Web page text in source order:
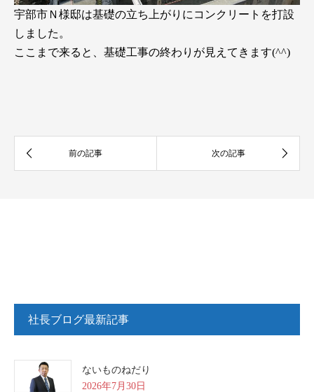
宇部市Ｎ様邸は基礎の立ち上がりにコンクリートを打設
しました。
ここまで来ると、基礎工事の終わりが見えてきます(^^)
社長ブログ最新記事
ないものねだり
2026年7月30日